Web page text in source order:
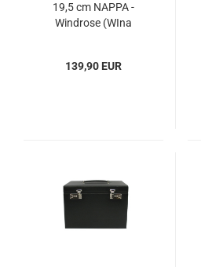
19,5 cm NAPPA -
Windrose (WIna
139,90 EUR